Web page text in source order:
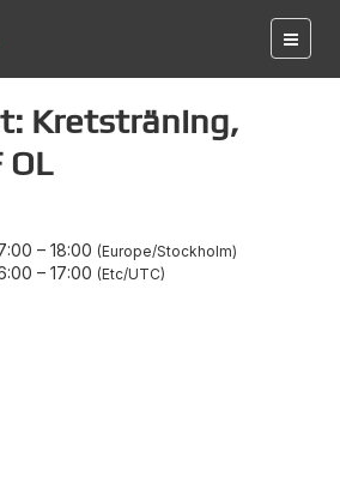
Kretsträning,
– 18:00 Europe/Stockholm
– 17:00 Etc/UTC